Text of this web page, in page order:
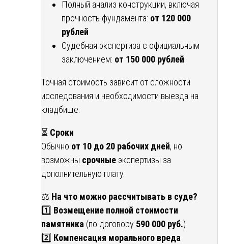
Полный анализ конструкции, включая
прочность фундамента: от 120 000
рублей
Судебная экспертиза с официальным
заключением: от 150 000 рублей
Точная стоимость зависит от сложности
исследования и необходимости выезда на
кладбище.
⏳ Сроки
Обычно от 10 до 20 рабочих дней, но
возможны срочные экспертизы за
дополнительную плату.
⚖ На что можно рассчитывать в суде?
1️⃣ Возмещение полной стоимости
памятника (по договору 590 000 руб.)
2️⃣ Компенсация морального вреда